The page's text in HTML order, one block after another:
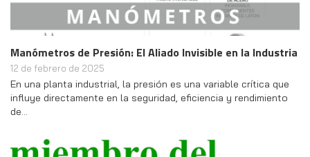
Manómetros de Presión: El Aliado Invisible en la Industria
12 de febrero de 2025
En una planta industrial, la presión es una variable crítica que
influye directamente en la seguridad, eficiencia y rendimiento
de…